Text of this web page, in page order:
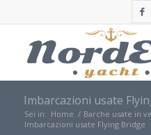
Imbarcazioni usate
Sei in: Home / Barche usate in
Imbarcazioni usate Flying Bridge